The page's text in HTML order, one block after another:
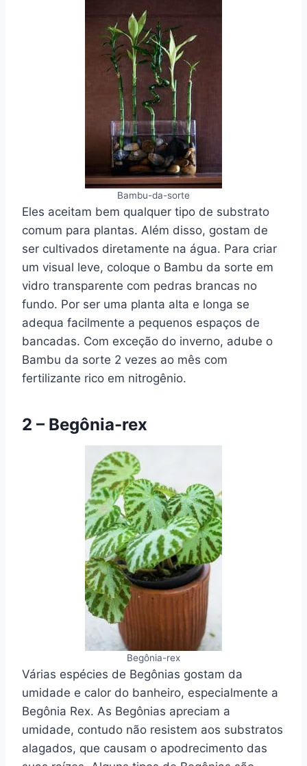
Bambu-da-sorte
Eles aceitam bem qualquer tipo de substrato
comum para plantas. Além disso, gostam de
ser cultivados diretamente na água. Para criar
um visual leve, coloque o Bambu da sorte em
vidro transparente com pedras brancas no
fundo. Por ser uma planta alta e longa se
adequa facilmente a pequenos espaços de
bancadas. Com exceção do inverno, adube o
Bambu da sorte 2 vezes ao mês com
fertilizante rico em nitrogênio.
2 – Begônia-rex
Begônia-rex
Várias espécies de Begônias gostam da
umidade e calor do banheiro, especialmente a
Begônia Rex. As Begônias apreciam a
umidade, contudo não resistem aos substratos
alagados, que causam o apodrecimento das